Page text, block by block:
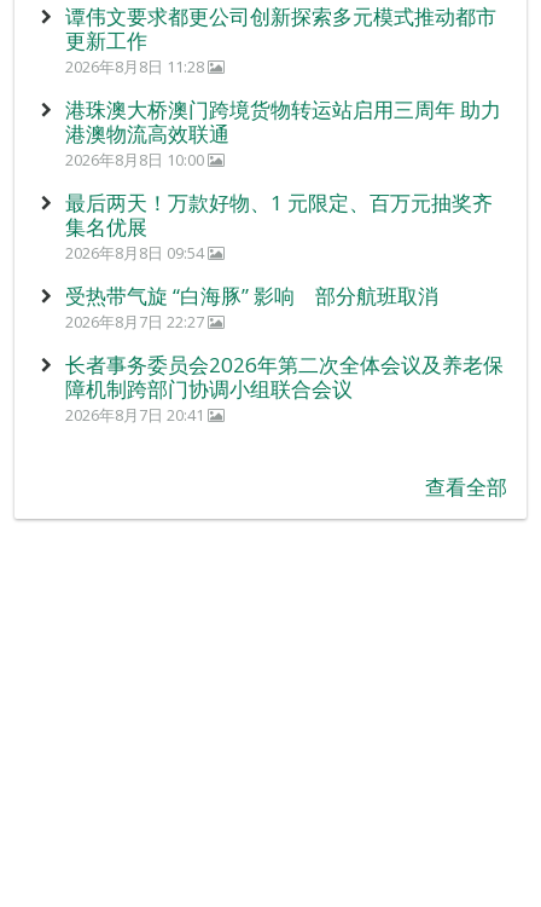
谭伟文要求都更公司创新探索多元模式推动都市
更新工作
2026年8月8日 11:28
港珠澳大桥澳门跨境货物转运站启用三周年 助力
港澳物流高效联通
2026年8月8日 10:00
最后两天！万款好物、1 元限定、百万元抽奖齐
集名优展
2026年8月8日 09:54
受热带气旋 “白海豚” 影响 部分航班取消
2026年8月7日 22:27
长者事务委员会2026年第二次全体会议及养老保
障机制跨部门协调小组联合会议
2026年8月7日 20:41
查看全部